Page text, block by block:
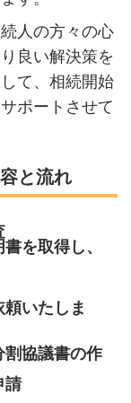
人の方々の心
良い解決策を
て、相続開始
ポートさせて
と流れ
を取得し、
いたしま
協議書の作
請